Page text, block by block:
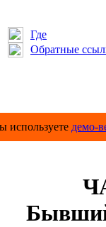
Где
Обратные
используете демо-